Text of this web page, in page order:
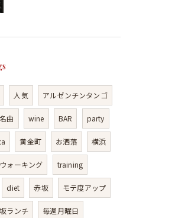
人気 アルゼンチンタンゴ
名曲 wine BAR party
黄金町 お洒落 横浜
ウォーキング training
diet 赤坂 モテ度アップ
ランチ 毎週月曜日